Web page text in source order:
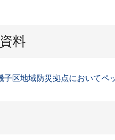
料
子区地域防災拠点において